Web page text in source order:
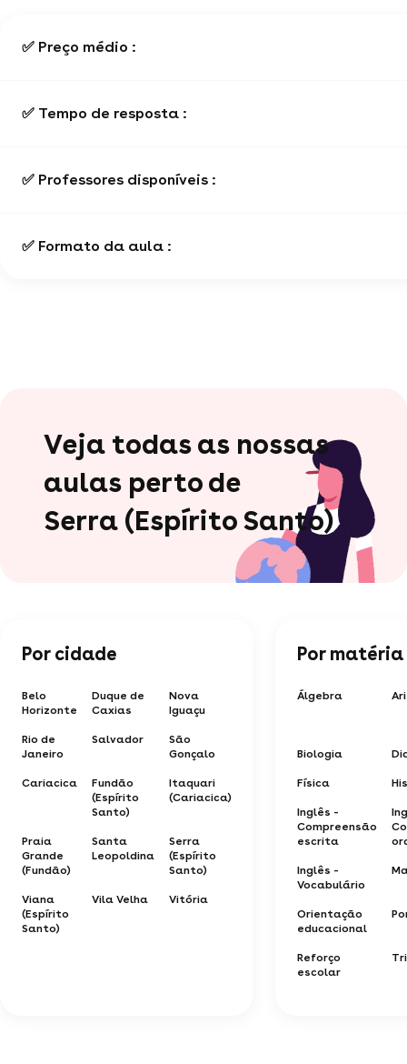
✅ Preço médio :
✅ Tempo de resposta :
✅ Professores disponíveis :
✅ Formato da aula :
Veja todas as nossas
aulas perto de
Serra (Espírito Santo)
Por cidade
Belo
Horizonte
Duque de
Caxias
Nova
Iguaçu
Rio de
Janeiro
Salvador
São
Gonçalo
Cariacica
Fundão
(Espírito
Santo)
Itaquari
(Cariacica)
Praia
Grande
(Fundão)
Santa
Leopoldina
Serra
(Espírito
Santo)
Viana
(Espírito
Santo)
Vila Velha Vitória
Por matéria
Álgebra
Biologia
Física
Inglês -
Compreensão
escrita
Inglês -
Vocabulário
Orientação
educacional
Reforço
escolar